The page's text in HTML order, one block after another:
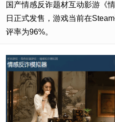
国产情感反诈题材互动影游《
日正式发售，游戏当前在
评率为96%。